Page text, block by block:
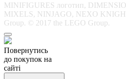
MINIFIGURES логотип,
MIXELS, NINJAGO, NEXO
Group. © 2017 the LEGO Group.
Повернутись
до покупок на
сайті